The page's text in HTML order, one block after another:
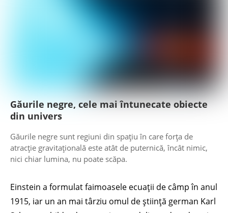
Găurile negre, cele mai întunecate obiecte
din univers
Găurile negre sunt regiuni din spațiu în care forța de
atracție gravitațională este atât de puternică, încât nimic,
nici chiar lumina, nu poate scăpa.
Einstein a formulat faimoasele ecuații de câmp în anul
1915, iar un an mai târziu omul de știință german Karl